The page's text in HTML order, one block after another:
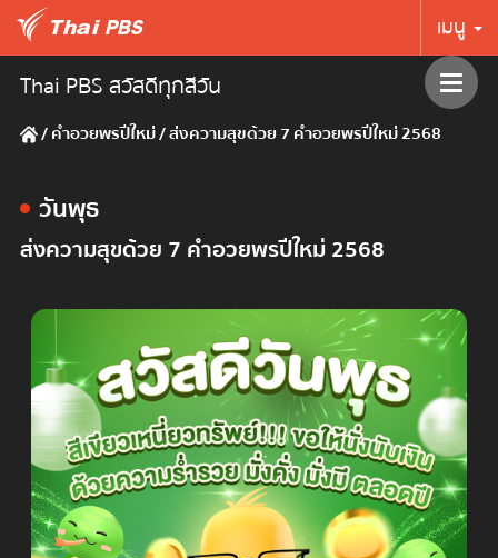
เมนู
Thai PBS สวัสดีทุกสีวัน
/คำอวยพรปีใหม่/ส่งความสุขด้วย 7 คำอวยพรปีใหม่ 2568
วันพุธ
ส่งความสุขด้วย 7 คำอวยพรปีใหม่ 2568